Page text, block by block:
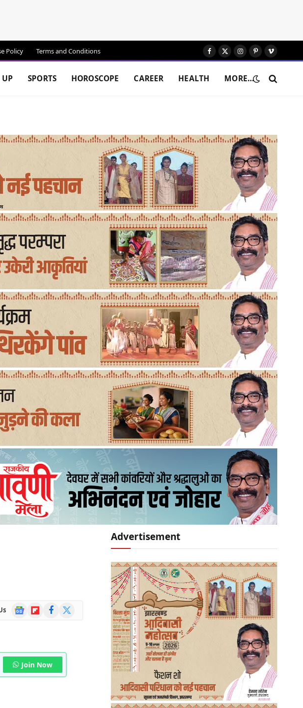
Policy Terms and Conditions Facebook
X
Instagram
Pinterest
Vimeo
UP SPORTS HOROSCOPE CAREER HEALTH MORE…
Google
News
FlipboardFacebook
Join Now
Advertisement